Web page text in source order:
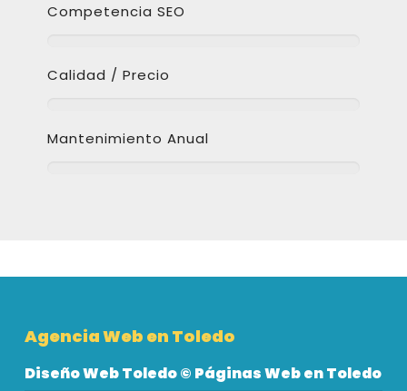
Competencia SEO
Calidad / Precio
Mantenimiento Anual
Agencia Web en Toledo
Diseño Web Toledo © Páginas Web en Toledo